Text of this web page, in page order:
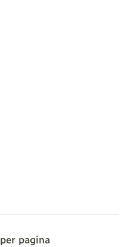
per pagina